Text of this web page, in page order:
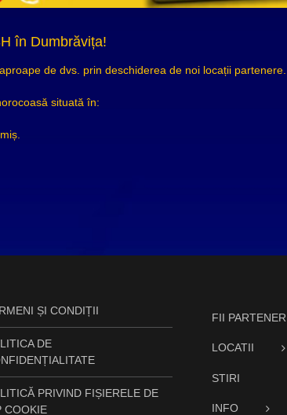
în Dumbrăvița!
de dvs. prin deschiderea de noi locații partenere.
situată în:
ȘI CONDIȚII
DE
PRIVIND FIȘIERELE DE
COOKIE
FII PARTENER
LOCATII
STIRI
INFO